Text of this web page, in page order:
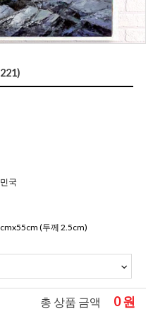
국
(두께 2.5cm)
총 상품 금액 0원